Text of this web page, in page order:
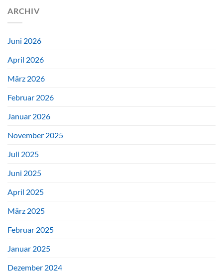
ARCHIV
Juni 2026
April 2026
März 2026
Februar 2026
Januar 2026
November 2025
Juli 2025
Juni 2025
April 2025
März 2025
Februar 2025
Januar 2025
Dezember 2024